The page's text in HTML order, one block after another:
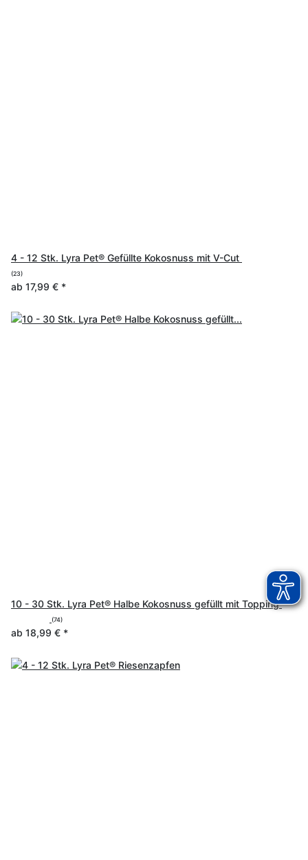
4 - 12 Stk. Lyra Pet® Gefüllte Kokosnuss mit V-Cut
(23)
ab 17,99 € *
10 - 30 Stk. Lyra Pet® Halbe Kokosnuss gefüllt mit Topping
(74)
ab 18,99 € *